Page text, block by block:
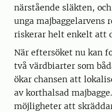
närstående släkten,
unga majbaggelarvens
riskerar helt enkelt att
När eftersöket nu kan
två värdbiarter som
ökar chansen att
av korthalsad
möjligheter att